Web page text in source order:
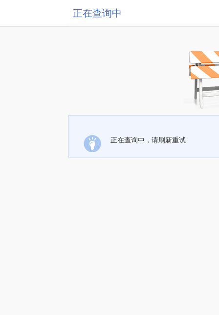
正在查询中
正在查询中，请刷新重试